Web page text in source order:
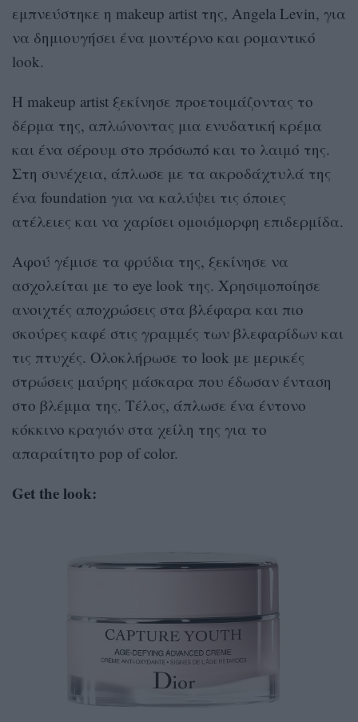
εμπνεύστηκε η makeup artist της, Angela Levin, για
να δημιουγήσει ένα μοντέρνο και ρομαντικό
look.
H makeup artist ξεκίνησε προετοιμάζοντας το
δέρμα της, απλώνοντας μια ενυδατική κρέμα
και ένα σέρουμ στο πρόσωπό και το λαιμό της.
Στη συνέχεια, άπλωσε με τα ακροδάχτυλά της
ένα foundation για να καλύψει τις όποιες
ατέλειες και να χαρίσει ομοιόμορφη επιδερμίδα.
Αφού γέμισε τα φρύδια της, ξεκίνησε να
ασχολείται με το eye look της. Χρησιμοποίησε
ανοιχτές αποχρώσεις στα βλέφαρα και πιο
σκούρες καφέ στις γραμμές των βλεφαρίδων και
τις πτυχές. Ολοκλήρωσε το look με μερικές
στρώσεις μαύρης μάσκαρα που έδωσαν ένταση
στο βλέμμα της. Τέλος, άπλωσε ένα έντονο
κόκκινο κραγιόν στα χείλη της για το
απαραίτητο pop of color.
Get the look: